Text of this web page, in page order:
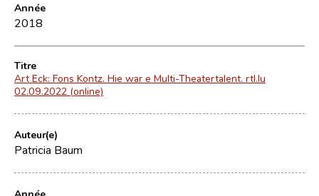
Année
2018
Titre
Art Eck: Fons Kontz. Hie war e Multi-Theatertalent. rtl.lu
02.09.2022 (online)
Auteur(e)
Patricia Baum